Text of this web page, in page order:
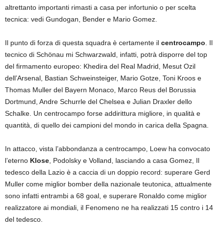
altrettanto importanti rimasti a casa per infortunio o per scelta
tecnica: vedi Gundogan, Bender e Mario Gomez.
Il punto di forza di questa squadra è certamente il centrocampo . Il
tecnico di Schönau mi Schwarzwald, infatti, potrà disporre del top
del firmamento europeo: Khedira del Real Madrid, Mesut Ozil
dell’Arsenal, Bastian Schweinsteiger, Mario Gotze, Toni Kroos e
Thomas Muller del Bayern Monaco, Marco Reus del Borussia
Dortmund, Andre Schurrle del Chelsea e Julian Draxler dello
Schalke. Un centrocampo forse addirittura migliore, in qualità e
quantità, di quello dei campioni del mondo in carica della Spagna.
In attacco, vista l’abbondanza a centrocampo, Loew ha convocato
l’eterno Klose , Podolsky e Volland, lasciando a casa Gomez, Il
tedesco della Lazio è a caccia di un doppio record: superare Gerd
Muller come miglior bomber della nazionale teutonica, attualmente
sono infatti entrambi a 68 goal, e superare Ronaldo come miglior
realizzatore ai mondiali, il Fenomeno ne ha realizzati 15 contro i 14
del tedesco.